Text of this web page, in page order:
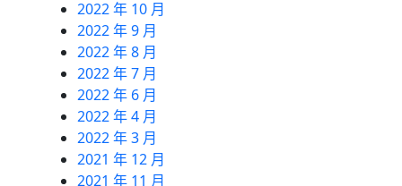
2022 年 10 月
2022 年 9 月
2022 年 8 月
2022 年 7 月
2022 年 6 月
2022 年 4 月
2022 年 3 月
2021 年 12 月
2021 年 11 月